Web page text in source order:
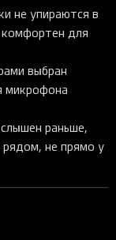
не упираются в
для
выбран
микрофона
раньше,
не прямо у